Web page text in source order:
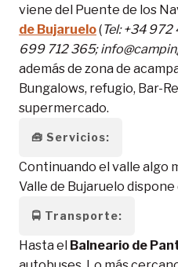
viene del Puente de los
de Bujaruelo(Tel: +34
699 712 365;
además de zona de
Bungalows, refugio, Bar-
supermercado.
🧰 Servicios:
Continuando el valle algo
Valle de Bujaruelo
🚍 Transporte:
Hasta el Balneario de